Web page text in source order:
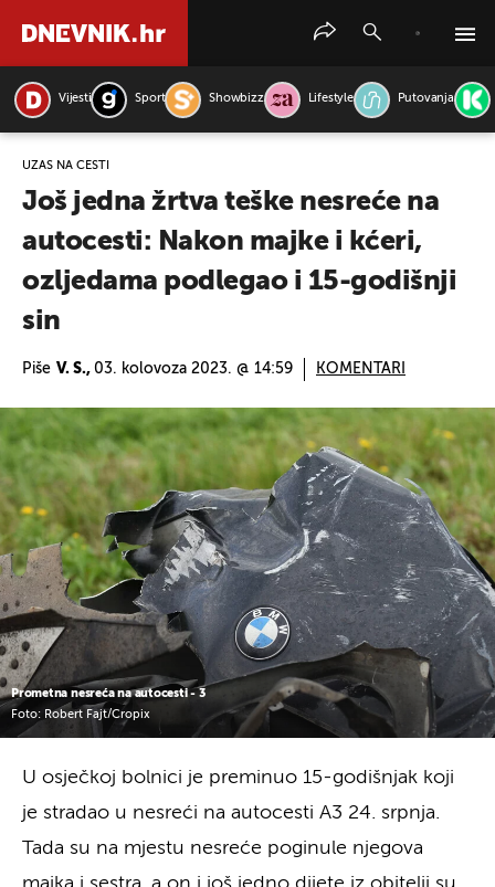
Vijesti Sport Showbizz Lifestyle Putovanja
UŽAS NA CESTI
Još jedna žrtva teške nesreće na
autocesti: Nakon majke i kćeri,
ozljedama podlegao i 15-godišnji
sin
Piše V. S., 03. kolovoza 2023. @ 14:59 KOMENTARI
Prometna nesreća na autocesti - 3
Foto: Robert Fajt/Cropix
U osječkoj bolnici je preminuo 15-godišnjak koji
je stradao u nesreći na autocesti A3 24. srpnja.
Tada su na mjestu nesreće poginule njegova
PRETRAŽITE VIJESTI